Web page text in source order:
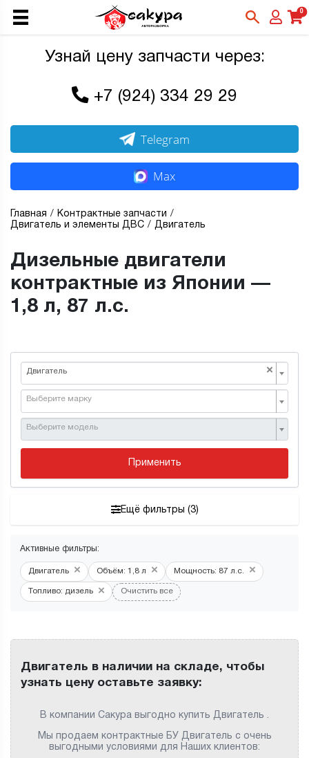
0
Узнай цену запчасти через:
+7 (924) 334 29 29
Telegram
Max
Главная
Контрактные запчасти
Двигатель и элементы ДВС
Двигатель
Дизельные двигатели
контрактные из Японии —
1,8 л, 87 л.с.
×
Двигатель
Выберите марку
Выберите модель
Применить
Ещё фильтры (3)
Активные фильтры:
Двигатель × Объём: 1,8 л × Мощность: 87 л.с. ×
Топливо: дизель × Очистить все
Двигатель в наличии на складе, чтобы
узнать цену оставьте заявку:
В компании Сакура выгодно купить Двигатель .
Мы продаем контрактные БУ Двигатель с очень
выгодными условиями для Наших клиентов: